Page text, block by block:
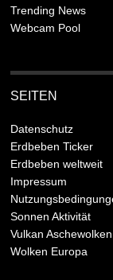
Trending News
Webcam Pool
SEITEN
Datenschutz
Erdbeben Ticker
Erdbeben weltweit
Impressum
Sonnen Aktivität
Vulkan
Wolken Europa